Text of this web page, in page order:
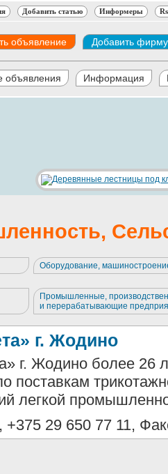
Добавить статью Информеры
объявление Добавить фирму
объявления Информация
Оборудование,
Промышленные,
и перерабатывающие
г. Жодино
г. Жодино более 26
поставкам
легкой
+375 29 650 77 11,